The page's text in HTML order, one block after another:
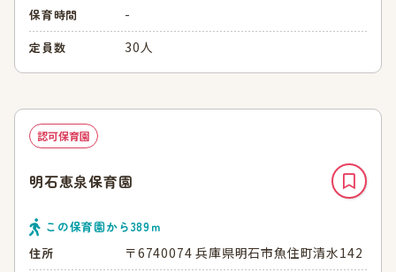
保育時間 -
定員数 30人
認可保育園
明石恵泉保育園
この保育園から389ｍ
住所
〒6740074 兵庫県明石市魚住町清水142